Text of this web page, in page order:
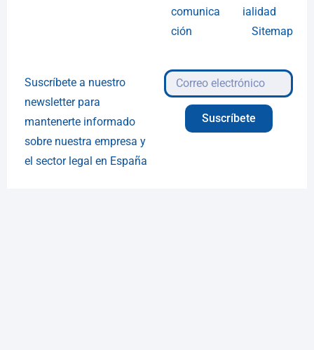
comunica
ción
ialidad
Sitemap
Suscríbete a nuestro
newsletter para
mantenerte informado
sobre nuestra empresa y
el sector legal en España
Suscríbete